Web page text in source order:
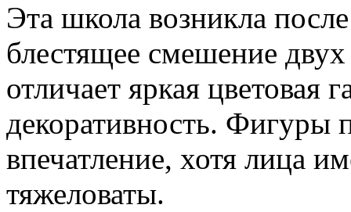
Эта школа возникла
блестящее смешение
отличает яркая цветовая
декоративность. Фигуры
впечатление, хотя лица
тяжеловаты.